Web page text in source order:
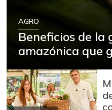
AGRO
Beneficios de la
amazónica que